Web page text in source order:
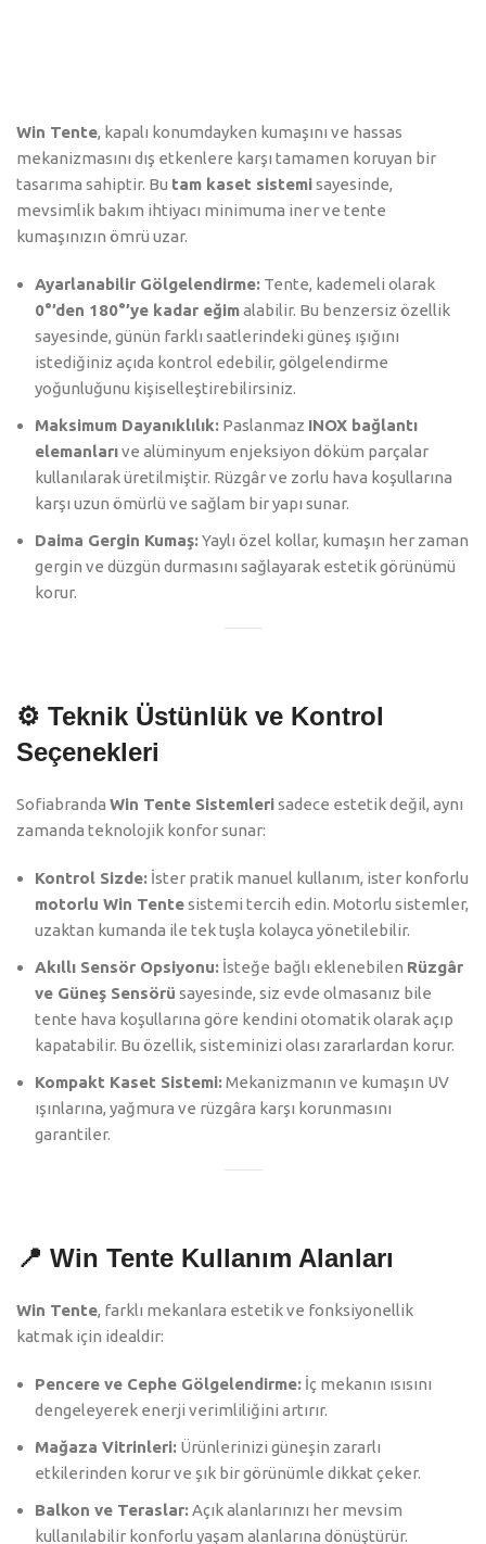
Win Tente, kapalı konumdayken kumaşını ve hassas
mekanizmasını dış etkenlere karşı tamamen koruyan bir
tasarıma sahiptir. Bu tam kaset sistemisayesinde,
mevsimlik bakım ihtiyacı minimuma iner ve tente
kumaşınızın ömrü uzar.
Ayarlanabilir Gölgelendirme: Tente, kademeli olarak
0°’den 180°’ye kadar eğimalabilir. Bu benzersiz özellik
sayesinde, günün farklı saatlerindeki güneş ışığını
istediğiniz açıda kontrol edebilir, gölgelendirme
yoğunluğunu kişiselleştirebilirsiniz.
Maksimum Dayanıklılık: Paslanmaz INOX bağlantı
elemanlarıve alüminyum enjeksiyon döküm parçalar
kullanılarak üretilmiştir. Rüzgâr ve zorlu hava koşullarına
karşı uzun ömürlü ve sağlam bir yapı sunar.
Daima Gergin Kumaş:Yaylı özel kollar, kumaşın her zaman
gergin ve düzgün durmasını sağlayarak estetik görünümü
korur.
⚙️ Teknik Üstünlük ve Kontrol
Seçenekleri
Sofiabranda Win Tente Sistemlerisadece estetik değil, aynı
zamanda teknolojik konfor sunar:
Kontrol Sizde: İster pratik manuel kullanım, ister konforlu
motorlu Win Tentesistemi tercih edin. Motorlu sistemler,
uzaktan kumanda ile tek tuşla kolayca yönetilebilir.
Akıllı Sensör Opsiyonu: İsteğe bağlı eklenebilen Rüzgâr
ve Güneş Sensörü sayesinde, siz evde olmasanız bile
tente hava koşullarına göre kendini otomatik olarak açıp
kapatabilir. Bu özellik, sisteminizi olası zararlardan korur.
Kompakt Kaset Sistemi:Mekanizmanın ve kumaşın UV
ışınlarına, yağmura ve rüzgâra karşı korunmasını
garantiler.
📍 Win Tente Kullanım Alanları
Win Tente, farklı mekanlara estetik ve fonksiyonellik
katmak için idealdir:
Pencere ve Cephe Gölgelendirme: İç mekanın ısısını
dengeleyerek enerji verimliliğini artırır.
Mağaza Vitrinleri: Ürünlerinizi güneşin zararlı
etkilerinden korur ve şık bir görünümle dikkat çeker.
Balkon ve Teraslar:Açık alanlarınızı her mevsim
kullanılabilir konforlu yaşam alanlarına dönüştürür.